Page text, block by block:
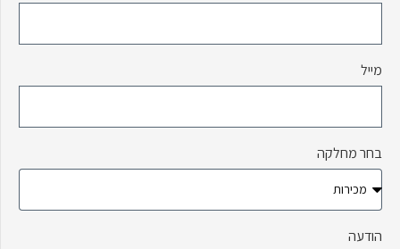
מייל
בחר מחלקה
הודעה